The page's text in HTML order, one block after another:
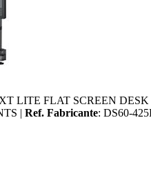
LITE FLAT SCREEN
| Ref. Fabricante: DS60-